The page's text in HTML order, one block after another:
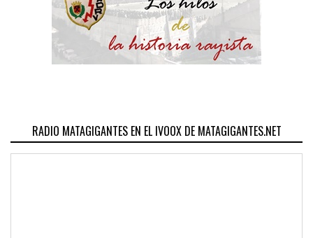
RADIO MATAGIGANTES EN EL IVOOX DE MATAGIGANTES.NET